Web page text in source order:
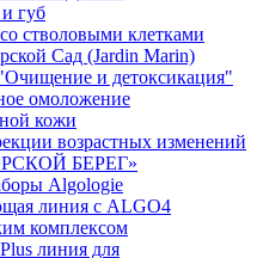
губ
стволовыми клетками
Сад (Jardin Marin)
и детоксикация"
омоложение
кожи
возрастных изменений
БЕРЕГ»
Algologie
линия с ALGO4
комплексом
линия для